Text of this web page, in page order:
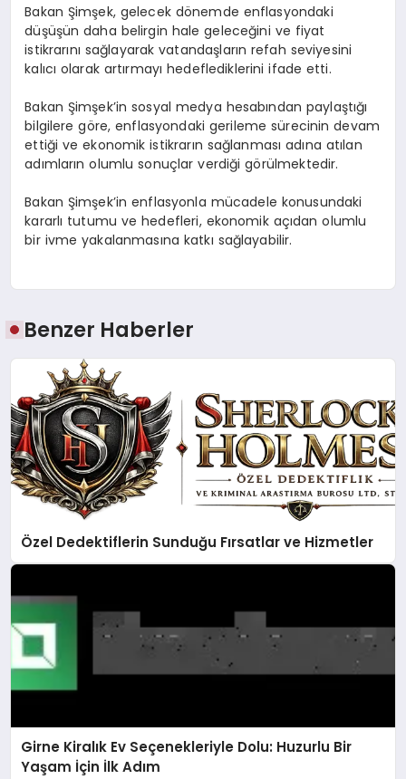
Bakan Şimşek, gelecek dönemde enflasyondaki
düşüşün daha belirgin hale geleceğini ve fiyat
istikrarını sağlayarak vatandaşların refah seviyesini
kalıcı olarak artırmayı hedeflediklerini ifade etti.
Bakan Şimşek’in sosyal medya hesabından paylaştığı
bilgilere göre, enflasyondaki gerileme sürecinin devam
ettiği ve ekonomik istikrarın sağlanması adına atılan
adımların olumlu sonuçlar verdiği görülmektedir.
Bakan Şimşek’in enflasyonla mücadele konusundaki
kararlı tutumu ve hedefleri, ekonomik açıdan olumlu
bir ivme yakalanmasına katkı sağlayabilir.
Benzer Haberler
Özel Dedektiflerin Sunduğu Fırsatlar ve Hizmetler
Girne Kiralık Ev Seçenekleriyle Dolu: Huzurlu Bir
Yaşam İçin İlk Adım